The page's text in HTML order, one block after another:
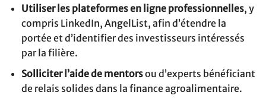
Utiliser les plateformes en ligne professionnelles, y
compris LinkedIn, AngelList, afin d’étendre la
portée et d’identifier des investisseurs intéressés
par la filière.
Solliciter l’aide de mentorsou d’experts bénéficiant
de relais solides dans la finance agroalimentaire.